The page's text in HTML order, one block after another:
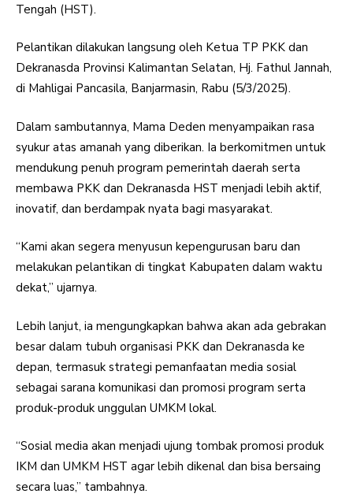
Tengah (HST).
Pelantikan dilakukan langsung oleh Ketua TP PKK dan
Dekranasda Provinsi Kalimantan Selatan, Hj. Fathul Jannah,
di Mahligai Pancasila, Banjarmasin, Rabu (5/3/2025).
Dalam sambutannya, Mama Deden menyampaikan rasa
syukur atas amanah yang diberikan. Ia berkomitmen untuk
mendukung penuh program pemerintah daerah serta
membawa PKK dan Dekranasda HST menjadi lebih aktif,
inovatif, dan berdampak nyata bagi masyarakat.
“Kami akan segera menyusun kepengurusan baru dan
melakukan pelantikan di tingkat Kabupaten dalam waktu
dekat,” ujarnya.
Lebih lanjut, ia mengungkapkan bahwa akan ada gebrakan
besar dalam tubuh organisasi PKK dan Dekranasda ke
depan, termasuk strategi pemanfaatan media sosial
sebagai sarana komunikasi dan promosi program serta
produk-produk unggulan UMKM lokal.
“Sosial media akan menjadi ujung tombak promosi produk
IKM dan UMKM HST agar lebih dikenal dan bisa bersaing
secara luas,” tambahnya.